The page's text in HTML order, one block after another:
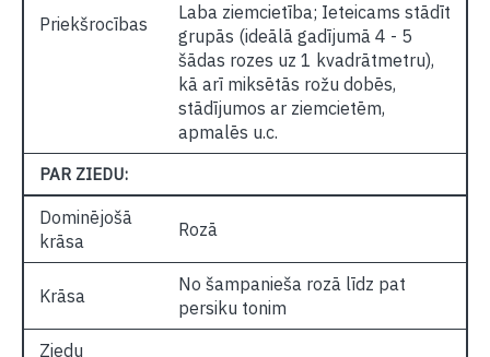
Priekšrocības
Laba ziemcietība; Ieteicams stādīt
grupās (ideālā gadījumā 4 - 5
šādas rozes uz 1 kvadrātmetru),
kā arī miksētās rožu dobēs,
stādījumos ar ziemcietēm,
apmalēs u.c.
PAR ZIEDU:
Dominējošā
krāsa
Rozā
Krāsa
No šampanieša rozā līdz pat
persiku tonim
Ziedu